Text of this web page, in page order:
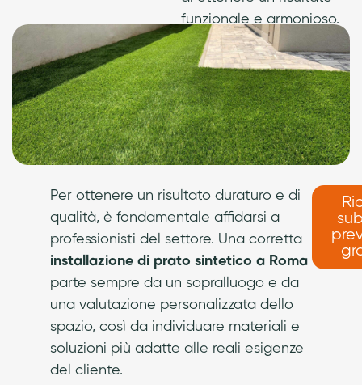
funzionale e armonioso.
Per ottenere un risultato duraturo e di
qualità, è fondamentale affidarsi a
professionisti del settore. Una corretta
installazione di prato sintetico a Roma
parte sempre da un sopralluogo e da
una valutazione personalizzata dello
spazio, così da individuare materiali e
soluzioni più adatte alle reali esigenze
del cliente.